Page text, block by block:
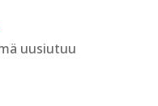
uusiutuu